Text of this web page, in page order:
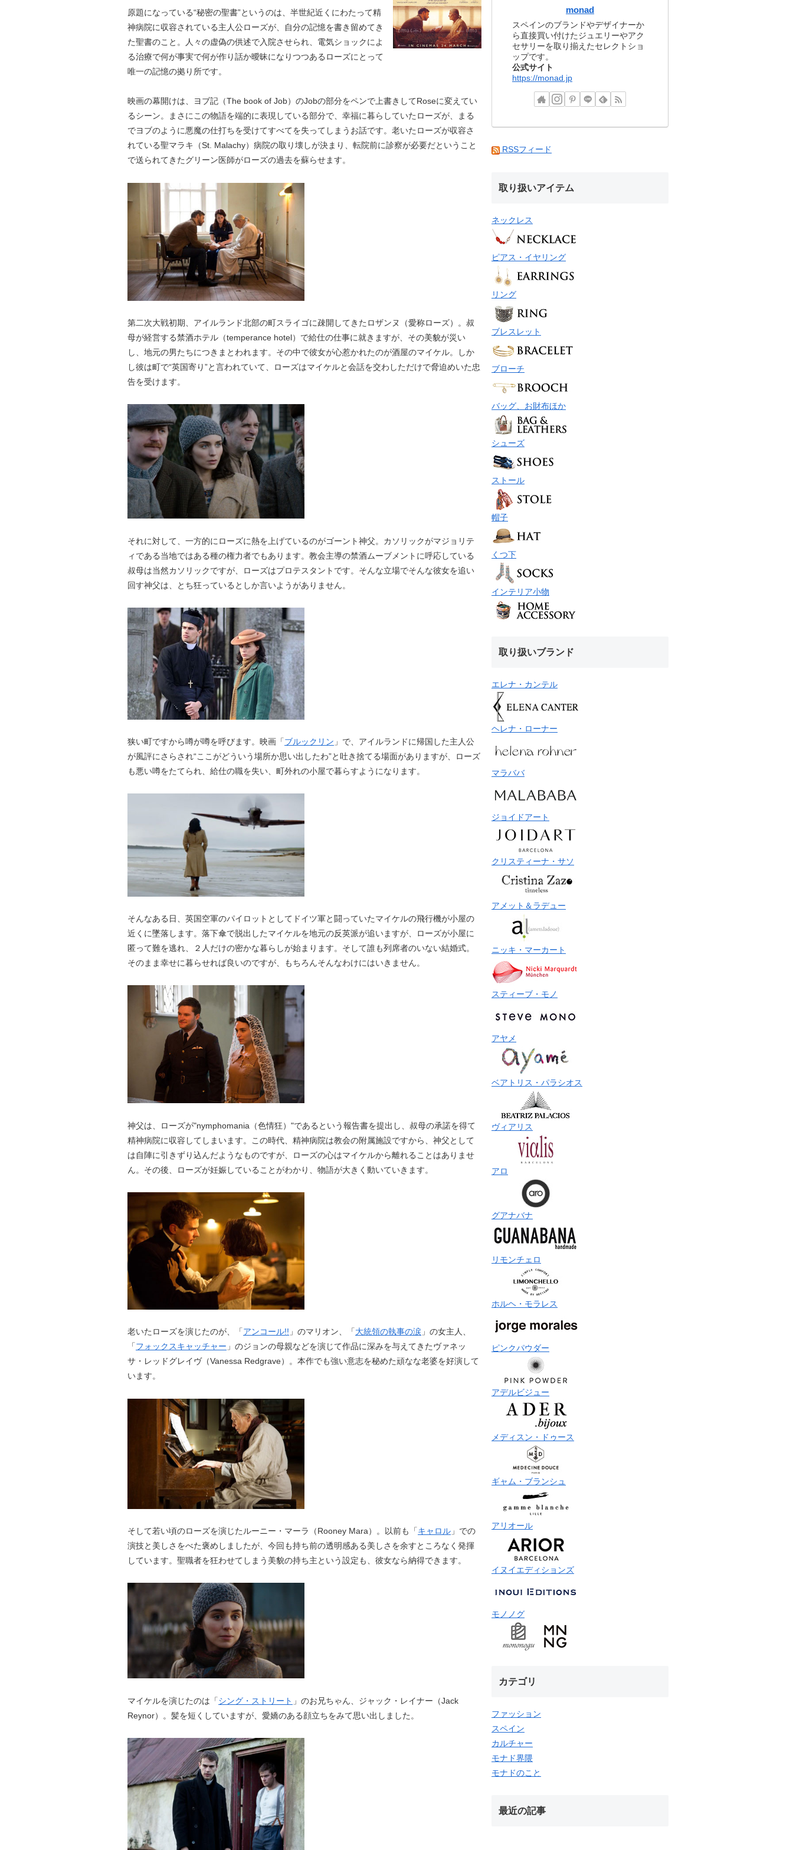
原題になっている“秘密の聖書”というのは、半世紀近くにわたって精
神病院に収容されている主人公ローズが、自分の記憶を書き留めてき
た聖書のこと。人々の虚偽の供述で入院させられ、電気ショックによ
る治療で何が事実で何が作り話か曖昧になりつつあるローズにとって
唯一の記憶の拠り所です。
映画の幕開けは、ヨブ記（The book of Job）のJobの部分をペンで上書きしてRoseに変えてい
るシーン。まさにこの物語を端的に表現している部分で、幸福に暮らしていたローズが、まる
でヨブのように悪魔の仕打ちを受けてすべてを失ってしまうお話です。老いたローズが収容さ
れている聖マラキ（St. Malachy）病院の取り壊しが決まり、転院前に診察が必要だということ
で送られてきたグリーン医師がローズの過去を蘇らせます。
第二次大戦初期、アイルランド北部の町スライゴに疎開してきたロザンヌ（愛称ローズ）。叔
母が経営する禁酒ホテル（temperance hotel）で給仕の仕事に就きますが、その美貌が災い
し、地元の男たちにつきまとわれます。その中で彼女が心惹かれたのが酒屋のマイケル。しか
し彼は町で“英国寄り”と言われていて、ローズはマイケルと会話を交わしただけで脅迫めいた忠
告を受けます。
それに対して、一方的にローズに熱を上げているのがゴーント神父。カソリックがマジョリテ
ィである当地ではある種の権力者でもあります。教会主導の禁酒ムーブメントに呼応している
叔母は当然カソリックですが、ローズはプロテスタントです。そんな立場でそんな彼女を追い
回す神父は、とち狂っているとしか言いようがありません。
狭い町ですから噂が噂を呼びます。映画「ブルックリン 」で、アイルランドに帰国した主人公
が風評にさらされ“ここがどういう場所か思い出したわ”と吐き捨てる場面がありますが、ローズ
も悪い噂をたてられ、給仕の職を失い、町外れの小屋で暮らすようになります。
そんなある日、英国空軍のパイロットとしてドイツ軍と闘っていたマイケルの飛行機が小屋の
近くに墜落します。落下傘で脱出したマイケルを地元の反英派が追いますが、ローズが小屋に
匿って難を逃れ、２人だけの密かな暮らしが始まります。そして誰も列席者のいない結婚式。
そのまま幸せに暮らせれば良いのですが、もちろんそんなわけにはいきません。
神父は、ローズが"nymphomania（色情狂）"であるという報告書を提出し、叔母の承諾を得て
精神病院に収容してしまいます。この時代、精神病院は教会の附属施設ですから、神父として
は自陣に引きずり込んだようなものですが、ローズの心はマイケルから離れることはありませ
ん。その後、ローズが妊娠していることがわかり、物語が大きく動いていきます。
老いたローズを演じたのが、「アンコール!! 」のマリオン、「大統領の執事の涙 」の女主人、
「フォックスキャッチャー 」のジョンの母親などを演じて作品に深みを与えてきたヴァネッ
サ・レッドグレイヴ（Vanessa Redgrave）。本作でも強い意志を秘めた頑なな老婆を好演して
います。
そして若い頃のローズを演じたルーニー・マーラ（Rooney Mara）。以前も「キャロル 」での
演技と美しさをべた褒めしましたが、今回も持ち前の透明感ある美しさを余すところなく発揮
しています。聖職者を狂わせてしまう美貌の持ち主という設定も、彼女なら納得できます。
マイケルを演じたのは「シング・ストリート 」のお兄ちゃん、ジャック・レイナー（Jack
Reynor）。髪を短くしていますが、愛嬌のある顔立ちをみて思い出しました。
monad
スペインのブランドやデザイナーか
ら直接買い付けたジュエリーやアク
セサリーを取り揃えたセレクトショ
ップです。
公式サイト
https://monad.jp
RSSフィード
取り扱いアイテム
ネックレス
ピアス・イヤリング
リング
ブレスレット
ブローチ
バッグ、お財布ほか
シューズ
ストール
帽子
くつ下
インテリア小物
取り扱いブランド
エレナ・カンテル
ヘレナ・ローナー
マラババ
ジョイドアート
クリスティーナ・サソ
アメット＆ラデュー
ニッキ・マーカート
スティーブ・モノ
アヤメ
ベアトリス・パラシオス
ヴィアリス
アロ
グアナバナ
リモンチェロ
ホルヘ・モラレス
ピンクパウダー
アデルビジュー
メディスン・ドゥース
ギャム・ブランシュ
アリオール
イヌイエディションズ
モノノグ
カテゴリ
ファッション
スペイン
カルチャー
モナド界隈
モナドのこと
最近の記事